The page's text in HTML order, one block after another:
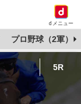
dメニュー
プロ野球（2軍）
5R